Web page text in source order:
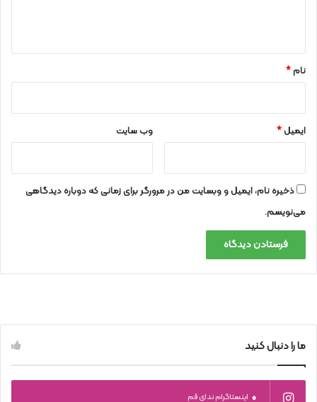
نام*
ایمیل* وب‌ سایت
ذخیره نام، ایمیل و وبسایت من در مرورگر برای زمانی که دوباره دیدگاهی
می‌نویسم.
ما را دنبال کنید
0 اینستاگرام ندای قم